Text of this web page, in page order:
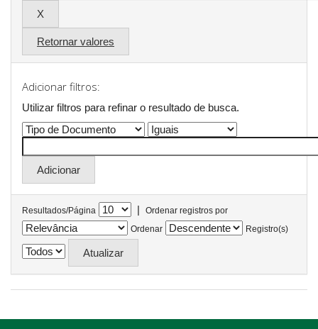
Retornar valores
Adicionar filtros:
Utilizar filtros para refinar o resultado de busca.
Resultados/Página |
Ordenar registros por
Ordenar
Registro(s)